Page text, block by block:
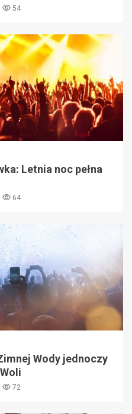
54
Letnia noc pełna
64
Wody jednoczy
72